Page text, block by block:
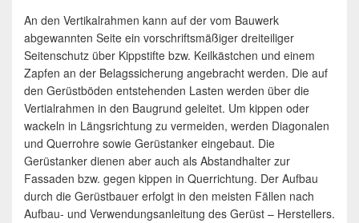
An den Vertikalrahmen kann auf der vom Bauwerk
abgewannten Seite ein vorschriftsmäßiger dreiteiliger
Seitenschutz über Kippstifte bzw. Keilkästchen und einem
Zapfen an der Belagssicherung angebracht werden. Die auf
den Gerüstböden entstehenden Lasten werden über die
Vertialrahmen in den Baugrund geleitet. Um kippen oder
wackeln in Längsrichtung zu vermeiden, werden Diagonalen
und Querrohre sowie Gerüstanker eingebaut. Die
Gerüstanker dienen aber auch als Abstandhalter zur
Fassaden bzw. gegen kippen in Querrichtung. Der Aufbau
durch die Gerüstbauer erfolgt in den meisten Fällen nach
Aufbau- und Verwendungsanleitung des Gerüst – Herstellers.